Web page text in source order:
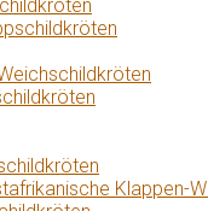
Klappen-